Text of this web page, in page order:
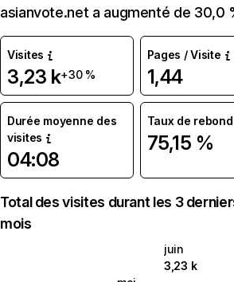
asianvote.net a augmenté de 30,0
Visites
3,23 k+30 %
Pages / Visite
1,44
Durée moyenne des
visites
04:08
Taux de rebond
75,15 %
Total des visites durant les 3
mois
juin
3,23 k